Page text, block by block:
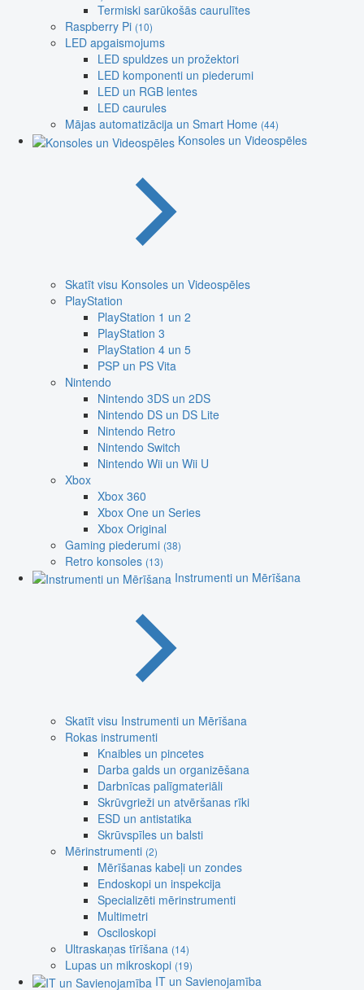
Termiski sarūkošās caurulītes
Raspberry Pi (10)
LED apgaismojums
LED spuldzes un prožektori
LED komponenti un piederumi
LED un RGB lentes
LED caurules
Mājas automatizācija un Smart Home (44)
Konsoles un Videospēles
Skatīt visu Konsoles un Videospēles
PlayStation
PlayStation 1 un 2
PlayStation 3
PlayStation 4 un 5
PSP un PS Vita
Nintendo
Nintendo 3DS un 2DS
Nintendo DS un DS Lite
Nintendo Retro
Nintendo Switch
Nintendo Wii un Wii U
Xbox
Xbox 360
Xbox One un Series
Xbox Original
Gaming piederumi (38)
Retro konsoles (13)
Instrumenti un Mērīšana
Skatīt visu Instrumenti un Mērīšana
Rokas instrumenti
Knaibles un pincetes
Darba galds un organizēšana
Darbnīcas palīgmateriāli
Skrūvgrieži un atvēršanas rīki
ESD un antistatika
Skrūvspīles un balsti
Mērinstrumenti (2)
Mērīšanas kabeļi un zondes
Endoskopi un inspekcija
Specializēti mērinstrumenti
Multimetri
Osciloskopi
Ultraskaņas tīrīšana (14)
Lupas un mikroskopi (19)
IT un Savienojamība